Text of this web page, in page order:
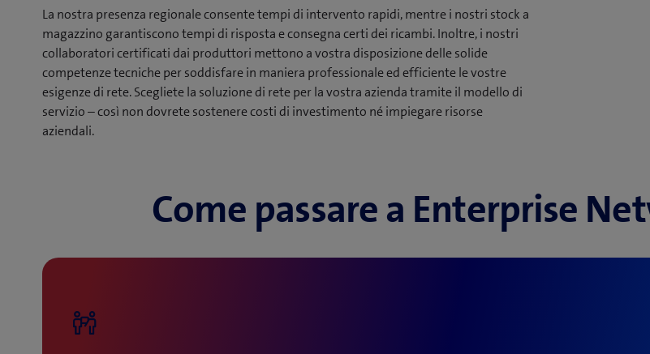
La nostra presenza regionale consente tempi di intervento rapidi, mentre i nostri stock a
magazzino garantiscono tempi di risposta e consegna certi dei ricambi. Inoltre, i nostri
collaboratori certificati dai produttori mettono a vostra disposizione delle solide
competenze tecniche per soddisfare in maniera professionale ed efficiente le vostre
esigenze di rete. Scegliete la soluzione di rete per la vostra azienda tramite il modello di
servizio – così non dovrete sostenere costi di investimento né impiegare risorse
aziendali.
Come passare a Enterprise